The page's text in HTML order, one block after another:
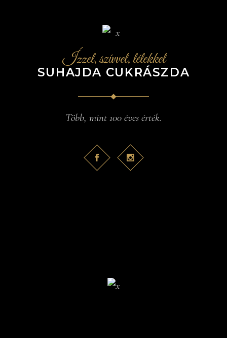
Ízzel, szívvel, lélekkel
SUHAJDA CUKRÁSZDA
Több, mint 100 éves érték.